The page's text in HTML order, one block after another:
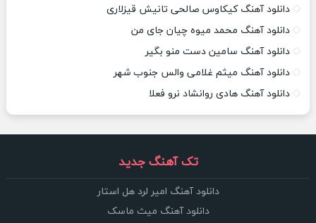
دانلود آهنگ کیکاوس صالحی تانیش قیزلاری
دانلود آهنگ محمد میوه چیان جای من
دانلود آهنگ سامین دست منو بگیر
دانلود آهنگ میثم غلامی والس جنوب شهر
دانلود آهنگ هادی روانشاد نرو فعلا
تک آهنگ جدید
دانلود آهنگ امیر لرد هل استار
دانلود آهنگ میث ماسک